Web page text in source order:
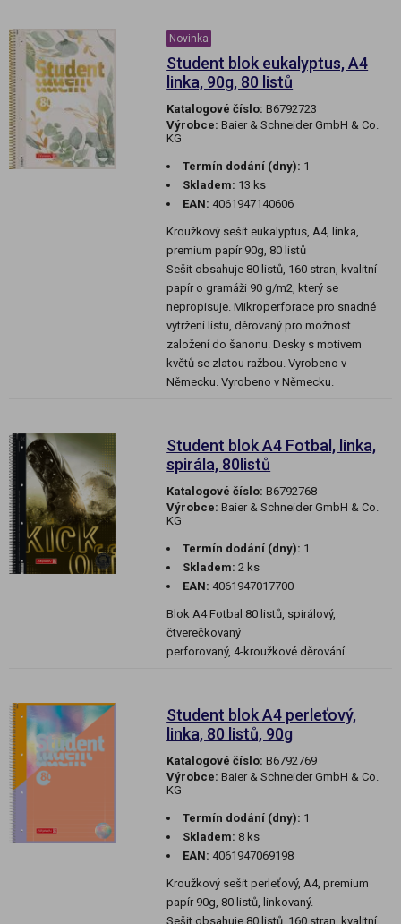
Novinka
Student blok eukalyptus, A4
linka, 90g, 80 listů
Katalogové číslo: B6792723
Výrobce: Baier & Schneider GmbH & Co.
KG
Termín dodání (dny): 1
Skladem: 13 ks
EAN: 4061947140606
Kroužkový sešit eukalyptus, A4, linka,
premium papír 90g, 80 listů
Sešit obsahuje 80 listů, 160 stran, kvalitní
papír o gramáži 90 g/m2, který se
nepropisuje. Mikroperforace pro snadné
vytržení listu, děrovaný pro možnost
založení do šanonu. Desky s motivem
květů se zlatou ražbou. Vyrobeno v
Německu. Vyrobeno v Německu.
Student blok A4 Fotbal, linka,
spirála, 80listů
Katalogové číslo: B6792768
Výrobce: Baier & Schneider GmbH & Co.
KG
Termín dodání (dny): 1
Skladem: 2 ks
EAN: 4061947017700
Blok A4 Fotbal 80 listů, spirálový,
čtverečkovaný
perforovaný, 4-kroužkové děrování
Student blok A4 perleťový,
linka, 80 listů, 90g
Katalogové číslo: B6792769
Výrobce: Baier & Schneider GmbH & Co.
KG
Termín dodání (dny): 1
Skladem: 8 ks
EAN: 4061947069198
Kroužkový sešit perleťový, A4, premium
papír 90g, 80 listů, linkovaný.
Sešit obsahuje 80 listů, 160 stran, kvalitní